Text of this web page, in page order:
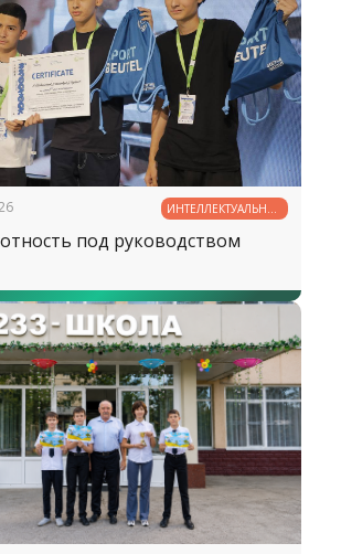
ИНТЕЛЛЕКТУАЛЬНЫЙ
ПОТЕНЦИАЛ
УЗБЕКИСТАНА
под руководством